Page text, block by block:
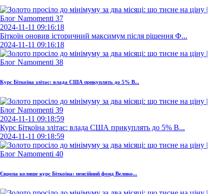
2024-11-11 09:16:18
Біткоїн оновив історичний максимум після рішення Ф...
2024-11-11 09:16:18
Курс Біткоїна злітає: влада США прикуплять до 5% B...
2024-11-11 09:18:59
Курс Біткоїна злітає: влада США прикуплять до 5% B...
2024-11-11 09:18:59
Європа колише курс Біткоїна: пенсійний фонд Велико...